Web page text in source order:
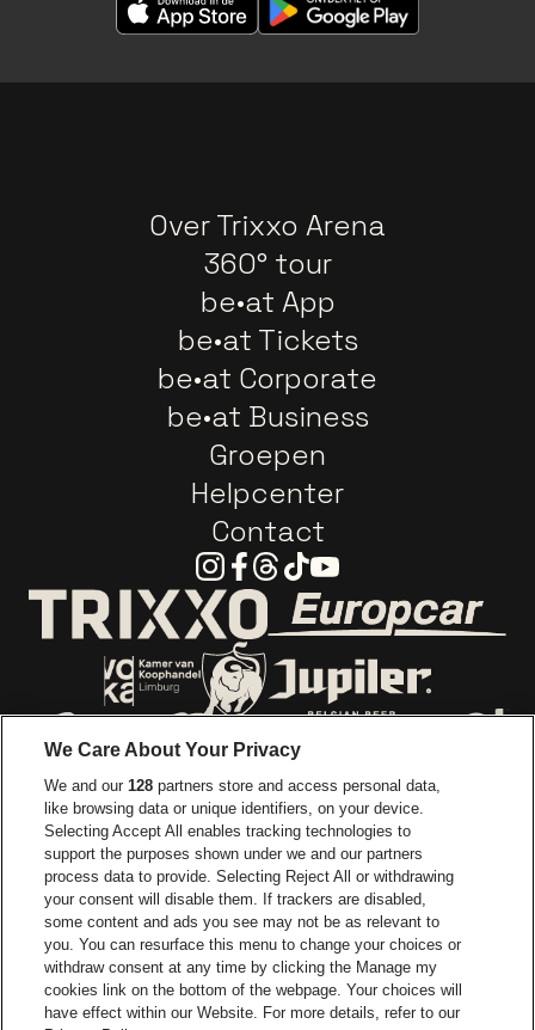
Over Trixxo Arena
360° tour
be•at App
be•at Tickets
be•at Corporate
be•at Business
Groepen
Helpcenter
Contact
Instagram
Facebook
Threads
TiktokYoutube
Ga naar de website van Trixxo
Ga naar de website van Voka Limburg
Ga naar de website van Coca-Cola
Ga naar de website van
Ga naar de
Ga naar de website van Champagne
Ga naar de website
Ga naar de website van Het
Ga naar de
Ga naar de website van Holiday
Ga naar de
Trixxo Arena is een deel vanbe•at
Trixxo Arena
We Care About Your Privacy
We and our128 partners store and access personal data,
like browsing data or unique identifiers, on your device.
Selecting Accept All enables tracking technologies to
support the purposes shown under we and our partners
process data to provide. Selecting Reject All or withdrawing
your consent will disable them. If trackers are disabled,
some content and ads you see may not be as relevant to
you. You can resurface this menu to change your choices or
withdraw consent at any time by clicking the Manage my
cookies link on the bottom of the webpage. Your choices will
have effect within our Website. For more details, refer to our